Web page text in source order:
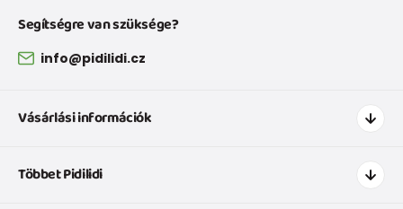
Segítségre van szüksége?
info@pidilidi.cz
Vásárlási információk
Szállítás és fizetés
Többet Pidilidi